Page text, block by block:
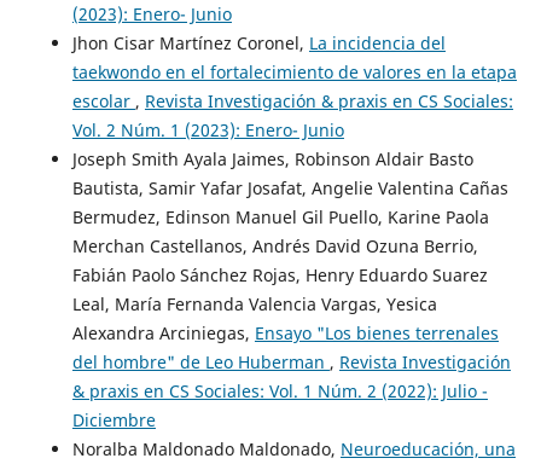
(2023): Enero- Junio
Jhon Cisar Martínez Coronel, La incidencia del
taekwondo en el fortalecimiento de valores en la etapa
escolar , Revista Investigación & praxis en CS Sociales:
Vol. 2 Núm. 1 (2023): Enero- Junio
Joseph Smith Ayala Jaimes, Robinson Aldair Basto
Bautista, Samir Yafar Josafat, Angelie Valentina Cañas
Bermudez, Edinson Manuel Gil Puello, Karine Paola
Merchan Castellanos, Andrés David Ozuna Berrio,
Fabián Paolo Sánchez Rojas, Henry Eduardo Suarez
Leal, María Fernanda Valencia Vargas, Yesica
Alexandra Arciniegas, Ensayo "Los bienes terrenales
del hombre" de Leo Huberman , Revista Investigación
& praxis en CS Sociales: Vol. 1 Núm. 2 (2022): Julio -
Diciembre
Noralba Maldonado Maldonado, Neuroeducación, una